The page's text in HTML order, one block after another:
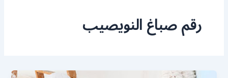
رقم صباغ النويصيب